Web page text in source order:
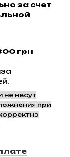
за счет
грн
не несут
при